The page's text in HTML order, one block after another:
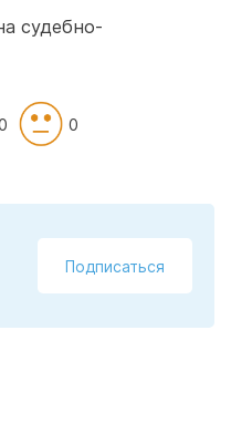
судебно-
0
Подписаться